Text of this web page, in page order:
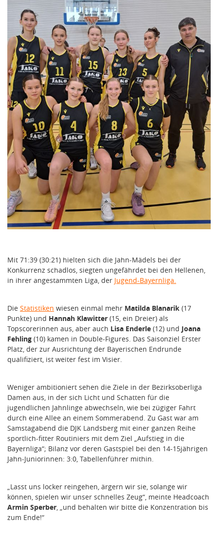
Mit 71:39 (30:21) hielten sich die Jahn-Mädels bei der
Konkurrenz schadlos, siegten ungefährdet bei den Hellenen,
in ihrer angestammten Liga, der Jugend-Bayernliga.
Die Statistiken wiesen einmal mehr Matilda Blanarik (17
Punkte) und Hannah Klawitter (15, ein Dreier) als
Topscorerinnen aus, aber auch Lisa Enderle (12) und Joana
Fehling (10) kamen in Double-Figures. Das Saisonziel Erster
Platz, der zur Ausrichtung der Bayerischen Endrunde
qualifiziert, ist weiter fest im Visier.
Weniger ambitioniert sehen die Ziele in der Bezirksoberliga
Damen aus, in der sich Licht und Schatten für die
jugendlichen Jahnlinge abwechseln, wie bei zügiger Fahrt
durch eine Allee an einem Sommerabend. Zu Gast war am
Samstagabend die DJK Landsberg mit einer ganzen Reihe
sportlich-fitter Routiniers mit dem Ziel „Aufstieg in die
Bayernliga“; Bilanz vor deren Gastspiel bei den 14-15jährigen
Jahn-Juniorinnen: 3:0, Tabellenführer mithin.
„Lasst uns locker reingehen, ärgern wir sie, solange wir
können, spielen wir unser schnelles Zeug“, meinte Headcoach
Armin Sperber, „und behalten wir bitte die Konzentration bis
zum Ende!“